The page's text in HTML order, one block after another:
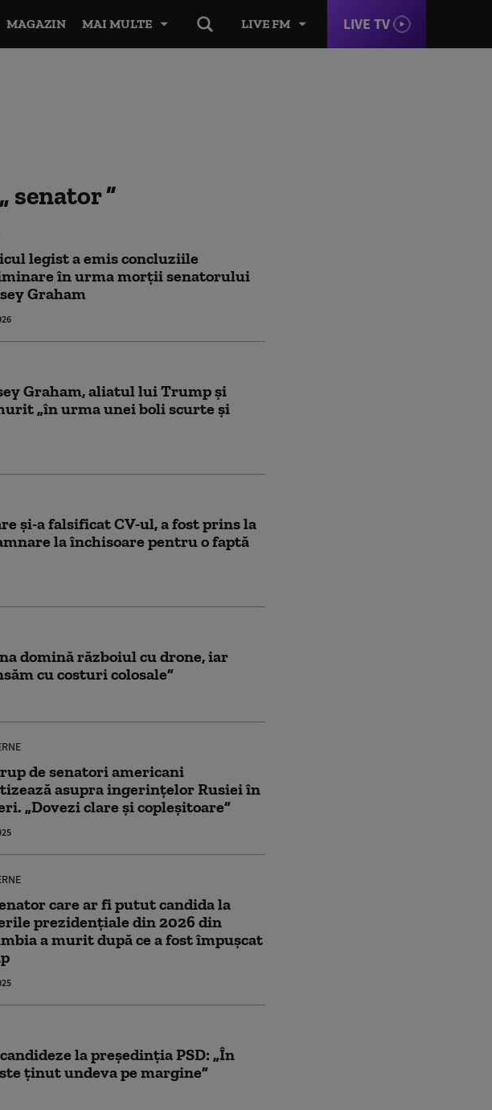
LIVE FM LIVE TV
MAGAZIN MAI MULTE
senator
legist a emis concluziile
în urma morții senatorului
Graham
Graham, aliatul lui Trump și
„în urma unei boli scurte și
și-a falsificat CV-ul, a fost prins la
la închisoare pentru o faptă
domină războiul cu drone, iar
cu costuri colosale”
de senatori americani
asupra ingerințelor Rusiei în
„Dovezi clare și copleșitoare”
care ar fi putut candida la
prezidențiale din 2026 din
a murit după ce a fost împușcat
la preşedinţia PSD: „În
ținut undeva pe margine”